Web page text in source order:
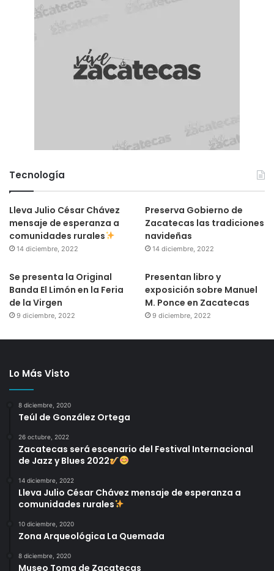
Tecnología
Lleva Julio César Chávez
mensaje de esperanza a
comunidades rurales
14 diciembre, 2022
Preserva Gobierno de
Zacatecas las tradiciones
navideñas
14 diciembre, 2022
Se presenta la Original
Banda El Limón en la Feria
de la Virgen
9 diciembre, 2022
Presentan libro y
exposición sobre Manuel
M. Ponce en Zacatecas
9 diciembre, 2022
Lo Más Visto
8 diciembre, 2020
Teúl de González Ortega
26 octubre, 2022
Zacatecas será escenario del Festival Internacional
de Jazz y Blues 2022
14 diciembre, 2022
Lleva Julio César Chávez mensaje de esperanza a
comunidades rurales
10 diciembre, 2020
Zona Arqueológica La Quemada
8 diciembre, 2020
Museo Toma de Zacatecas